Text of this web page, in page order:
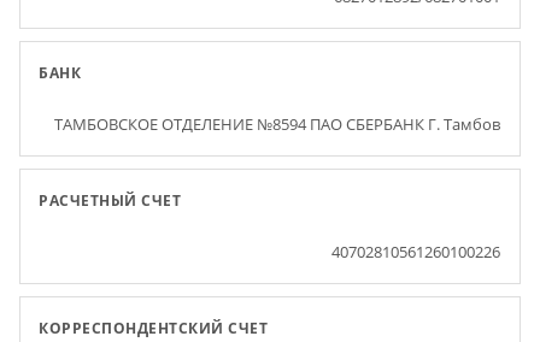
БАНК
ТАМБОВСКОЕ ОТДЕЛЕНИЕ №8594 ПАО СБЕРБАНК Г. Тамбов
РАСЧЕТНЫЙ СЧЕТ
40702810561260100226
КОРРЕСПОНДЕНТСКИЙ СЧЕТ